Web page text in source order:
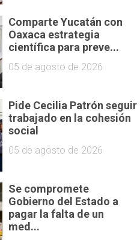
Comparte Yucatán con
Oaxaca estrategia
científica para preve...
05 de agosto de 2026
Pide Cecilia Patrón seguir
trabajado en la cohesión
social
05 de agosto de 2026
Se compromete
Gobierno del Estado a
pagar la falta de un
med...